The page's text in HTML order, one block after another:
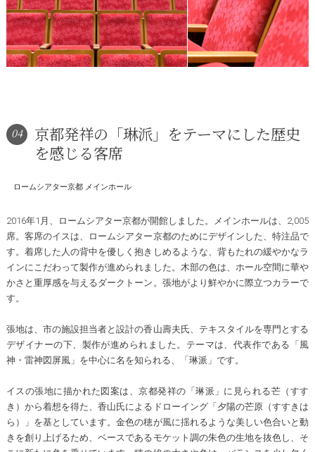
04
京都発祥の「琳派」をテーマにした歴史
を感じる客席
ロームシアター京都 メインホール
2016年1月、ロームシアター京都が開館しました。メインホールは、2,005
席。客席のイスは、ロームシアター京都のためにデザインした、特注品で
す。着席した人の背中を優しく抱きしめるような、背もたれの緩やかなラ
インにこだわって製作が進められました。木部の色は、ホール空間に華や
かさと重厚感を与えるダークトーン。張地がより鮮やかに際立つカラーで
す。
張地は、市の施設担当者と設計の香山壽夫氏、テキスタイルを専門とする
デザイナーの下、製作が進められました。テーマは、代表作である「風
神・雷神図屏風」を中心に名を知られる、「琳派」です。
イスの張地に描かれた図案は、京都発祥の「琳派」に見られる芒（すす
き）から着想を得た、香山氏によるドローイング「夕陽の芒原（すすきは
ら）」を基としています。金色の穂が風に揺れるような美しい色合いと動
きを創り上げるため、ベースであるモケット調の朱色の生地を抜色し、そ